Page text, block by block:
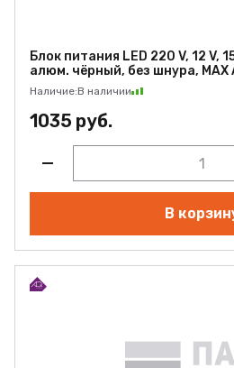
Блок питания LED 220 V, 12 V,
алюм. чёрный, без шнура, MAX
Наличие:В наличии
1035 руб.
В